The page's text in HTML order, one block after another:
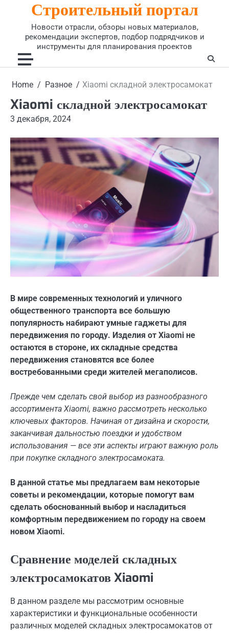
Строительный портал
Новости отрасли, обзоры новых материалов,
рекомендации экспертов, подбор подрядчиков и
инструменты для планирования проектов
Home Разное Xiaomi складной электросамокат
Xiaomi складной электросамокат
3 декабря, 2024
В мире современных технологий и уличного
общественного транспорта все большую
популярность набирают умные гаджеты для
передвижения по городу. Изделия от Xiaomi не
остаются в стороне, их складные средства
передвижения становятся все более
востребованными среди жителей мегаполисов.
Прежде чем сделать свой выбор из разнообразного
ассортимента Xiaomi, важно рассмотреть несколько
ключевых факторов. Начиная от дизайна и скорости,
заканчивая дальностью поездки и удобством
использования — все эти аспекты играют важную роль
при покупке складного электросамоката.
В данной статье мы предлагаем вам некоторые
советы и рекомендации, которые помогут вам
сделать обоснованный выбор и насладиться
комфортным передвижением по городу на своем
новом Xiaomi.
Сравнение моделей складных
электросамокатов Xiaomi
В данном разделе мы рассмотрим основные
характеристики и функциональные особенности
различных моделей складных электросамокатов от